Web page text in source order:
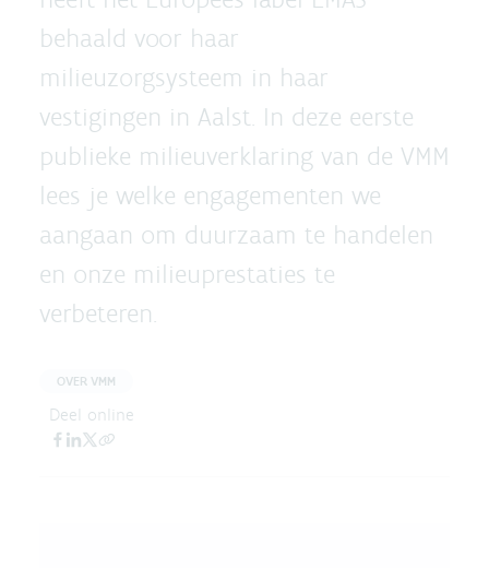
behaald voor haar
milieuzorgsysteem in haar
vestigingen in Aalst. In deze eerste
publieke milieuverklaring van de VMM
lees je welke engagementen we
aangaan om duurzaam te handelen
en onze milieuprestaties te
verbeteren.
OVER VMM
Deel online